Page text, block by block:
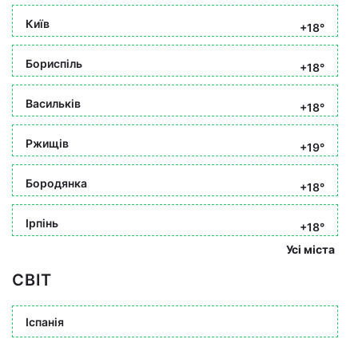
Київ +18°
Бориспіль +18°
Васильків +18°
Ржищів +19°
Бородянка +18°
Ірпінь
+18°
Усі міста
СВІТ
Іспанія